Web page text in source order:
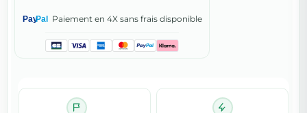
PayPal Paiement en 4X sans frais disponible